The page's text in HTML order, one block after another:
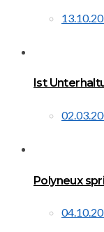
Ist
Polyneux